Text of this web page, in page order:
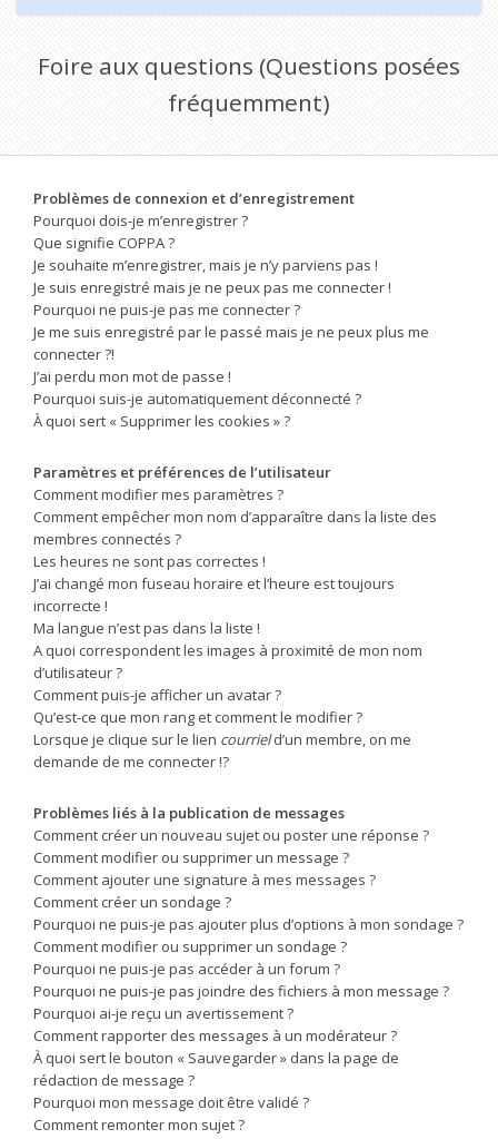
Foire aux questions (Questions posées
fréquemment)
Problèmes de connexion et d’enregistrement
Pourquoi dois-je m’enregistrer ?
Que signifie COPPA ?
Je souhaite m’enregistrer, mais je n’y parviens pas !
Je suis enregistré mais je ne peux pas me connecter !
Pourquoi ne puis-je pas me connecter ?
Je me suis enregistré par le passé mais je ne peux plus me
connecter ?!
J’ai perdu mon mot de passe !
Pourquoi suis-je automatiquement déconnecté ?
À quoi sert « Supprimer les cookies » ?
Paramètres et préférences de l’utilisateur
Comment modifier mes paramètres ?
Comment empêcher mon nom d’apparaître dans la liste des
membres connectés ?
Les heures ne sont pas correctes !
J’ai changé mon fuseau horaire et l’heure est toujours
incorrecte !
Ma langue n’est pas dans la liste !
A quoi correspondent les images à proximité de mon nom
d’utilisateur ?
Comment puis-je afficher un avatar ?
Qu’est-ce que mon rang et comment le modifier ?
Lorsque je clique sur le lien courrield’un membre, on me
demande de me connecter !?
Problèmes liés à la publication de messages
Comment créer un nouveau sujet ou poster une réponse ?
Comment modifier ou supprimer un message ?
Comment ajouter une signature à mes messages ?
Comment créer un sondage ?
Pourquoi ne puis-je pas ajouter plus d’options à mon sondage ?
Comment modifier ou supprimer un sondage ?
Pourquoi ne puis-je pas accéder à un forum ?
Pourquoi ne puis-je pas joindre des fichiers à mon message ?
Pourquoi ai-je reçu un avertissement ?
Comment rapporter des messages à un modérateur ?
À quoi sert le bouton « Sauvegarder » dans la page de
rédaction de message ?
Pourquoi mon message doit être validé ?
Comment remonter mon sujet ?